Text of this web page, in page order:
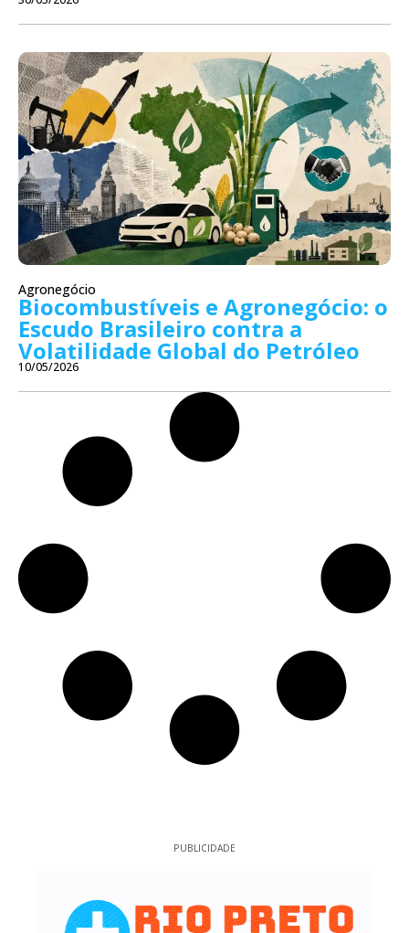
Agronegócio
Biocombustíveis e Agronegócio: o
Escudo Brasileiro contra a
Volatilidade Global do Petróleo
10/05/2026
PUBLICIDADE